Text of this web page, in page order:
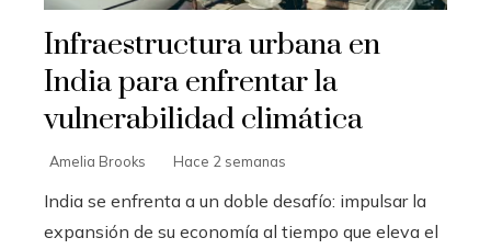
Infraestructura urbana en
India para enfrentar la
vulnerabilidad climática
Amelia Brooks Hace 2 semanas
India se enfrenta a un doble desafío: impulsar la
expansión de su economía al tiempo que eleva el